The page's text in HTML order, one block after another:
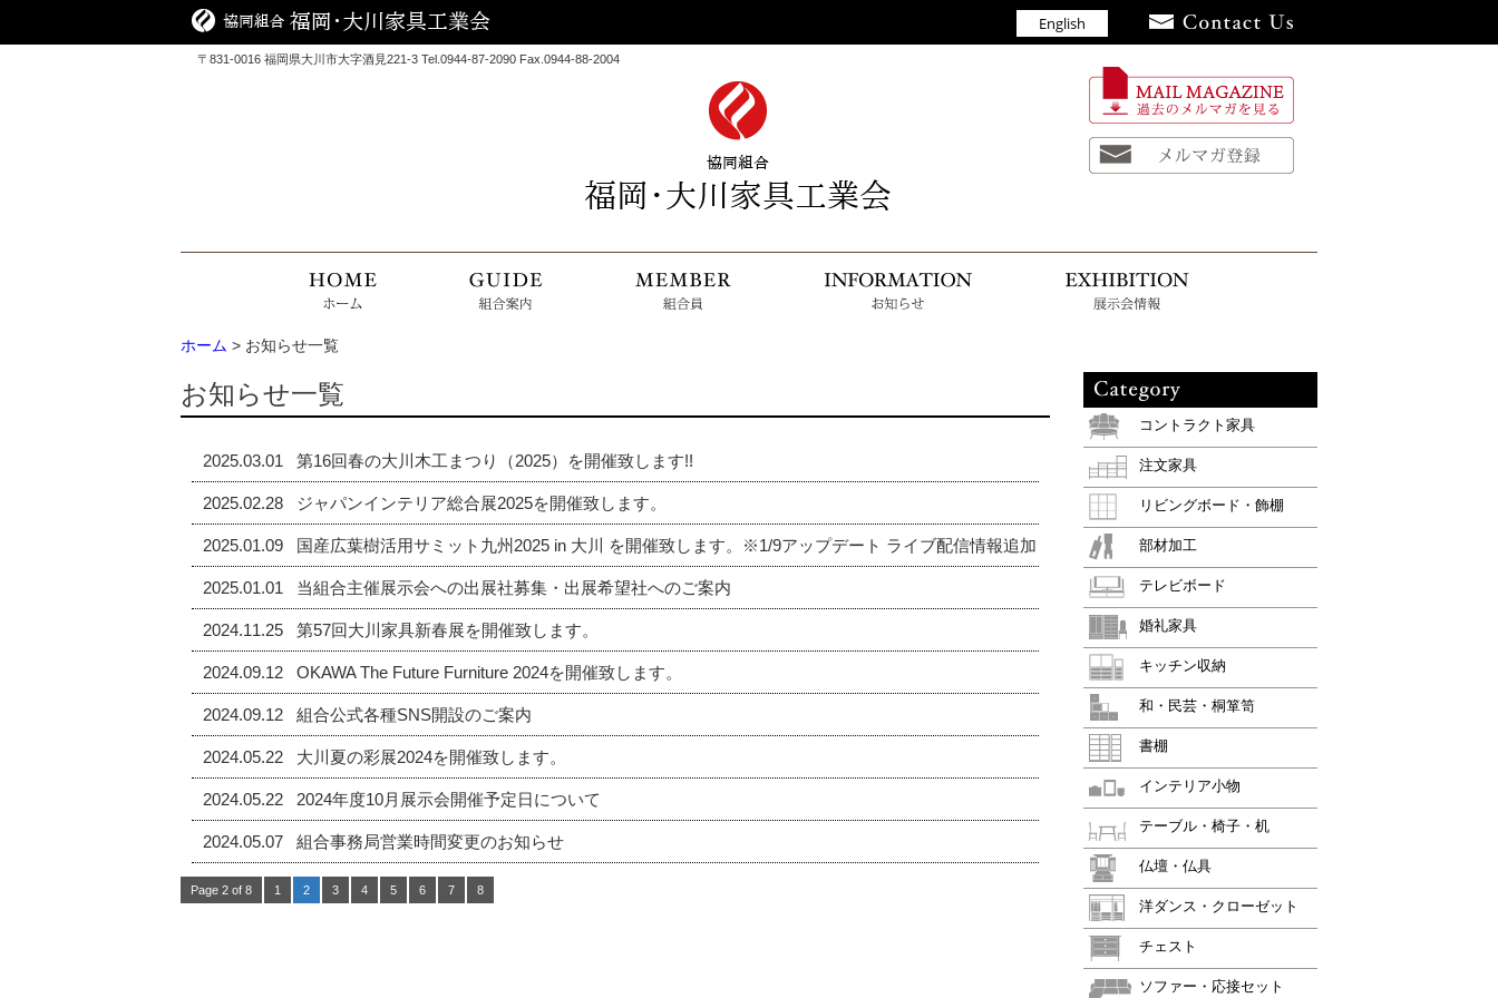
English
〒831-0016 福岡県大川市大字酒見221-3 Tel.0944-87-2090 Fax.0944-88-2004
組合員
ホーム > お知らせ一覧
お知らせ一覧
2025.03.01 第16回春の大川木工まつり（2025）を開催致します!!
2025.02.28 ジャパンインテリア総合展2025を開催致します。
2025.01.09 国産広葉樹活用サミット九州2025 in 大川 を開催致します。※1/9アップデート ライブ配信情報追加
2025.01.01 当組合主催展示会への出展社募集・出展希望社へのご案内
2024.11.25 第57回大川家具新春展を開催致します。
2024.09.12 OKAWA The Future Furniture 2024を開催致します。
2024.09.12 組合公式各種SNS開設のご案内
2024.05.22 大川夏の彩展2024を開催致します。
2024.05.22 2024年度10月展示会開催予定日について
2024.05.07 組合事務局営業時間変更のお知らせ
Page 2 of 8 1 2 3 4 5 6 7 8
コントラクト家具
注文家具
リビングボード・飾棚
部材加工
テレビボード
婚礼家具
キッチン収納
和・民芸・桐箪笥
書棚
インテリア小物
テーブル・椅子・机
仏壇・仏具
洋ダンス・クローゼット
チェスト
ソファー・応接セット